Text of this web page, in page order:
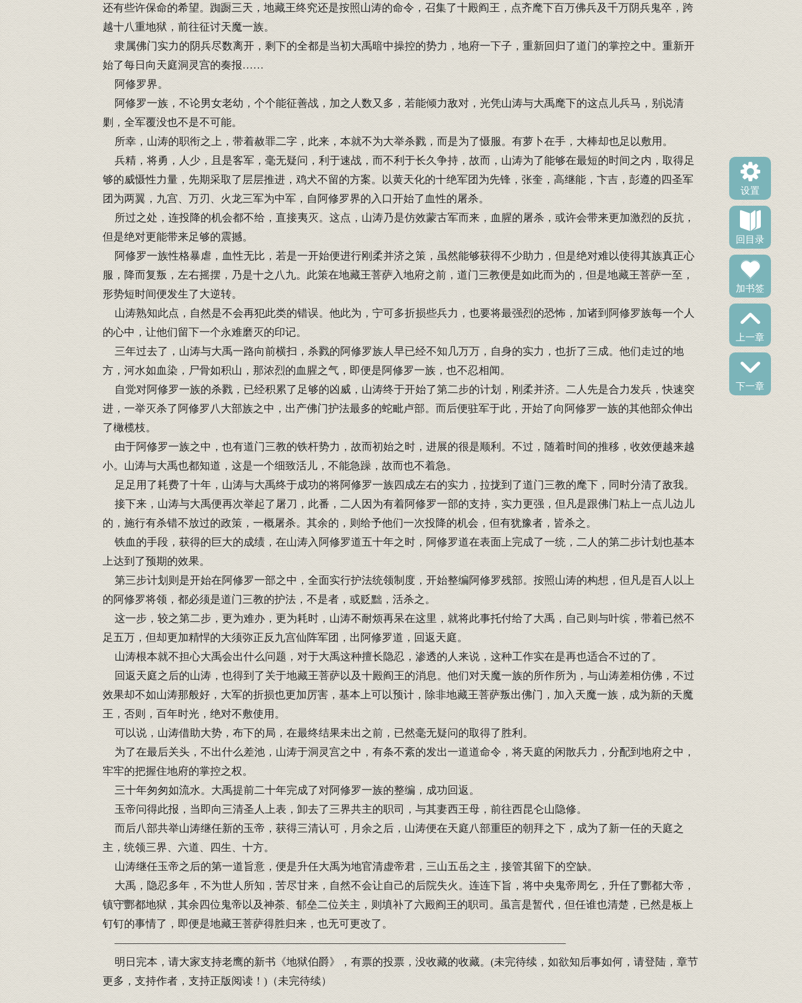
设置
回目录
加书签
上一章
下一章
还有些许保命的希望。踟蹰三天，地藏王终究还是按照山涛的命令，召集了十殿阎王，点齐麾下百万佛兵及千万阴兵鬼卒，跨
越十八重地狱，前往征讨天魔一族。
隶属佛门实力的阴兵尽数离开，剩下的全都是当初大禹暗中操控的势力，地府一下子，重新回归了道门的掌控之中。重新开
始了每日向天庭洞灵宫的奏报……
阿修罗界。
阿修罗一族，不论男女老幼，个个能征善战，加之人数又多，若能倾力敌对，光凭山涛与大禹麾下的这点儿兵马，别说清
剿，全军覆没也不是不可能。
所幸，山涛的职衔之上，带着赦罪二字，此来，本就不为大举杀戮，而是为了慑服。有萝卜在手，大棒却也足以敷用。
兵精，将勇，人少，且是客军，毫无疑问，利于速战，而不利于长久争持，故而，山涛为了能够在最短的时间之内，取得足
够的威慑性力量，先期采取了层层推进，鸡犬不留的方案。以黄天化的十绝军团为先锋，张奎，高继能，卞吉，彭遵的四圣军
团为两翼，九宫、万刃、火龙三军为中军，自阿修罗界的入口开始了血性的屠杀。
所过之处，连投降的机会都不给，直接夷灭。这点，山涛乃是仿效蒙古军而来，血腥的屠杀，或许会带来更加激烈的反抗，
但是绝对更能带来足够的震撼。
阿修罗一族性格暴虐，血性无比，若是一开始便进行刚柔并济之策，虽然能够获得不少助力，但是绝对难以使得其族真正心
服，降而复叛，左右摇摆，乃是十之八九。此策在地藏王菩萨入地府之前，道门三教便是如此而为的，但是地藏王菩萨一至，
形势短时间便发生了大逆转。
山涛熟知此点，自然是不会再犯此类的错误。他此为，宁可多折损些兵力，也要将最强烈的恐怖，加诸到阿修罗族每一个人
的心中，让他们留下一个永难磨灭的印记。
三年过去了，山涛与大禹一路向前横扫，杀戮的阿修罗族人早已经不知几万万，自身的实力，也折了三成。他们走过的地
方，河水如血染，尸骨如积山，那浓烈的血腥之气，即便是阿修罗一族，也不忍相闻。
自觉对阿修罗一族的杀戮，已经积累了足够的凶威，山涛终于开始了第二步的计划，刚柔并济。二人先是合力发兵，快速突
进，一举灭杀了阿修罗八大部族之中，出产佛门护法最多的蛇毗卢部。而后便驻军于此，开始了向阿修罗一族的其他部众伸出
了橄榄枝。
由于阿修罗一族之中，也有道门三教的铁杆势力，故而初始之时，进展的很是顺利。不过，随着时间的推移，收效便越来越
小。山涛与大禹也都知道，这是一个细致活儿，不能急躁，故而也不着急。
足足用了耗费了十年，山涛与大禹终于成功的将阿修罗一族四成左右的实力，拉拢到了道门三教的麾下，同时分清了敌我。
接下来，山涛与大禹便再次举起了屠刀，此番，二人因为有着阿修罗一部的支持，实力更强，但凡是跟佛门粘上一点儿边儿
的，施行有杀错不放过的政策，一概屠杀。其余的，则给予他们一次投降的机会，但有犹豫者，皆杀之。
铁血的手段，获得的巨大的成绩，在山涛入阿修罗道五十年之时，阿修罗道在表面上完成了一统，二人的第二步计划也基本
上达到了预期的效果。
第三步计划则是开始在阿修罗一部之中，全面实行护法统领制度，开始整编阿修罗残部。按照山涛的构想，但凡是百人以上
的阿修罗将领，都必须是道门三教的护法，不是者，或贬黜，活杀之。
这一步，较之第二步，更为难办，更为耗时，山涛不耐烦再呆在这里，就将此事托付给了大禹，自己则与叶缤，带着已然不
足五万，但却更加精悍的大须弥正反九宫仙阵军团，出阿修罗道，回返天庭。
山涛根本就不担心大禹会出什么问题，对于大禹这种擅长隐忍，渗透的人来说，这种工作实在是再也适合不过的了。
回返天庭之后的山涛，也得到了关于地藏王菩萨以及十殿阎王的消息。他们对天魔一族的所作所为，与山涛差相仿佛，不过
效果却不如山涛那般好，大军的折损也更加厉害，基本上可以预计，除非地藏王菩萨叛出佛门，加入天魔一族，成为新的天魔
王，否则，百年时光，绝对不敷使用。
可以说，山涛借助大势，布下的局，在最终结果未出之前，已然毫无疑问的取得了胜利。
为了在最后关头，不出什么差池，山涛于洞灵宫之中，有条不紊的发出一道道命令，将天庭的闲散兵力，分配到地府之中，
牢牢的把握住地府的掌控之权。
三十年匆匆如流水。大禹提前二十年完成了对阿修罗一族的整编，成功回返。
玉帝问得此报，当即向三清圣人上表，卸去了三界共主的职司，与其妻西王母，前往西昆仑山隐修。
而后八部共举山涛继任新的玉帝，获得三清认可，月余之后，山涛便在天庭八部重臣的朝拜之下，成为了新一任的天庭之
主，统领三界、六道、四生、十方。
山涛继任玉帝之后的第一道旨意，便是升任大禹为地官清虚帝君，三山五岳之主，接管其留下的空缺。
大禹，隐忍多年，不为世人所知，苦尽甘来，自然不会让自己的后院失火。连连下旨，将中央鬼帝周乞，升任了酆都大帝，
镇守酆都地狱，其余四位鬼帝以及神荼、郁垒二位关主，则填补了六殿阎王的职司。虽言是暂代，但任谁也清楚，已然是板上
钉钉的事情了，即便是地藏王菩萨得胜归来，也无可更改了。
——————————————————————————————————————————
明日完本，请大家支持老鹰的新书《地狱伯爵》，有票的投票，没收藏的收藏。(未完待续，如欲知后事如何，请登陆，章节
更多，支持作者，支持正版阅读！)（未完待续）